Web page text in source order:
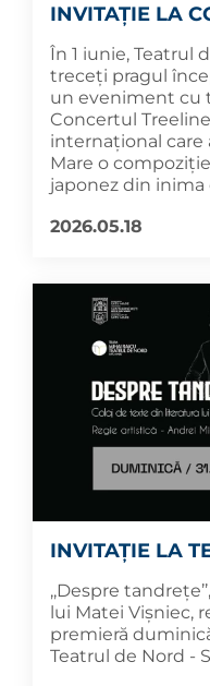
INVITAȚIE LA
În 1 iunie, Teatrul
treceți pragul
un eveniment cu
Concertul
internațional care
Mare o
japonez din inima
2026.05.18
INVITAȚIE LA
,,Despre
lui Matei Vișniec,
premieră
Teatrul de Nord -